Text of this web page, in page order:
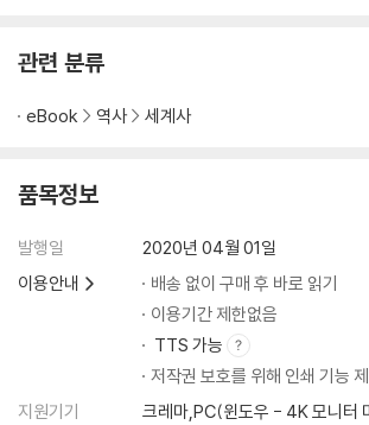
관련 분류
eBook 역사 세계사
품목정보
발행일
2020년 04월 01일
이용안내
배송 없이 구매 후 바로 읽기
이용기간 제한없음
TTS 가능
저작권 보호를 위해 인쇄 기능
지원기기
크레마,PC(윈도우 - 4K 모니터